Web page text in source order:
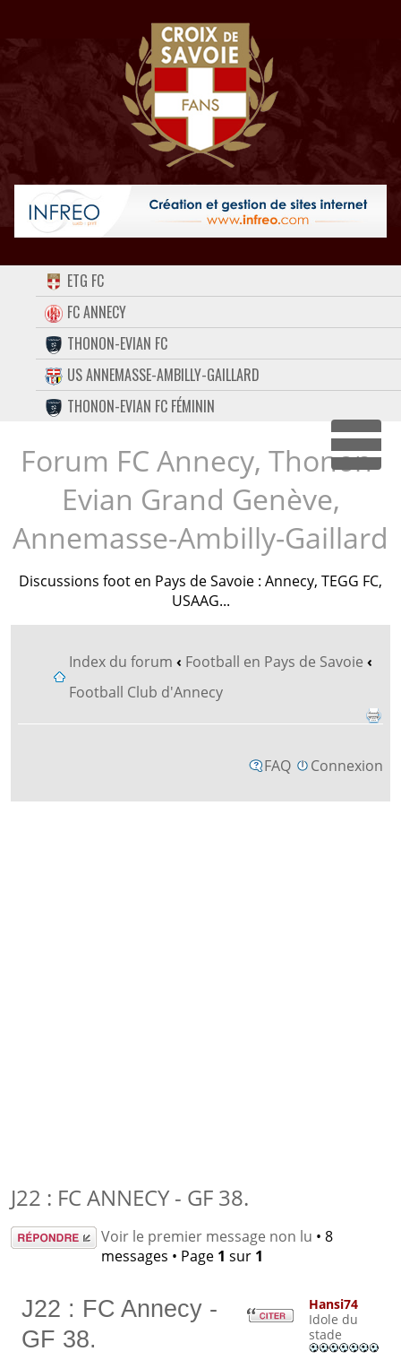
ACCUEIL
FORUM
CONTACT
FACEBOOK
TWITTER
INSTAGRAM
ETG FC
FC ANNECY
THONON-EVIAN FC
US ANNEMASSE-AMBILLY-GAILLARD
THONON-EVIAN FC FÉMININ
Forum FC Annecy, Thonon-
Evian Grand Genève,
Annemasse-Ambilly-Gaillard
Discussions foot en Pays de Savoie : Annecy, TEGG FC,
USAAG...
Index du forum ‹ Football en Pays de Savoie ‹
Football Club d'Annecy
FAQ Connexion
J22 : FC ANNECY - GF 38.
Répondre Voir le premier message non lu • 8
messages • Page 1 sur 1
J22 : FC Annecy -
GF 38.
Hansi74
Idole du
stade